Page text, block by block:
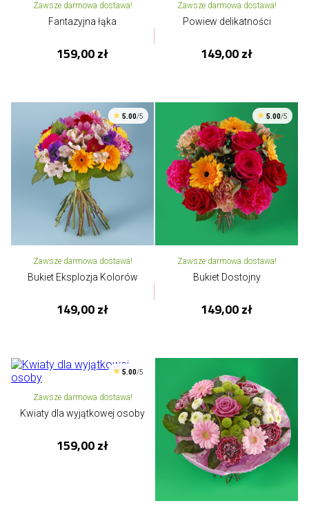
Zawsze darmowa dostawa!
Fantazyjna łąka
159,00 zł
Zawsze darmowa dostawa!
Powiew delikatności
149,00 zł
5.00/5
Zawsze darmowa dostawa!
Bukiet Eksplozja Kolorów
149,00 zł
5.00/5
Zawsze darmowa dostawa!
Bukiet Dostojny
149,00 zł
5.00/5
Zawsze darmowa dostawa!
Kwiaty dla wyjątkowej osoby
159,00 zł